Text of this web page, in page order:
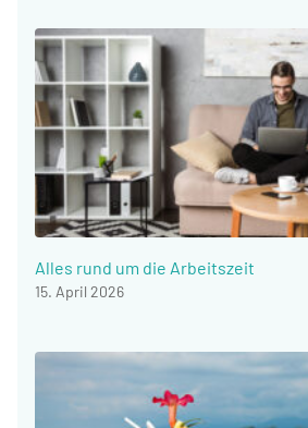
Alles rund um die Arbeitszeit
15. April 2026